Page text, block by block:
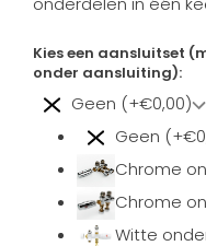
Kies een aansluitset
onder aansluiting):
Geen (+€0,00)
Geen
Chrome
Chrome
Witte